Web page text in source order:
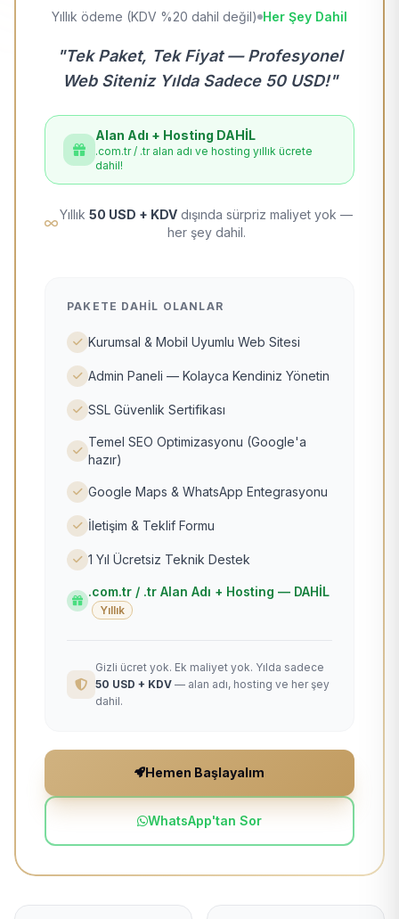
Yıllık ödeme (KDV %20 dahil değil) Her Şey Dahil
"Tek Paket, Tek Fiyat — Profesyonel
Web Siteniz Yılda Sadece 50 USD!"
Alan Adı + Hosting DAHİL
.com.tr / .tr alan adı ve hosting yıllık ücrete
dahil!
Yıllık 50 USD + KDV dışında sürpriz maliyet yok —
her şey dahil.
PAKETE DAHIL OLANLAR
Kurumsal & Mobil Uyumlu Web Sitesi
Admin Paneli — Kolayca Kendiniz Yönetin
SSL Güvenlik Sertifikası
Temel SEO Optimizasyonu (Google'a
hazır)
Google Maps & WhatsApp Entegrasyonu
İletişim & Teklif Formu
1 Yıl Ücretsiz Teknik Destek
.com.tr / .tr Alan Adı + Hosting — DAHİL
Yıllık
Gizli ücret yok. Ek maliyet yok. Yılda sadece
50 USD + KDV — alan adı, hosting ve her şey
dahil.
Hemen Başlayalım
WhatsApp'tan Sor